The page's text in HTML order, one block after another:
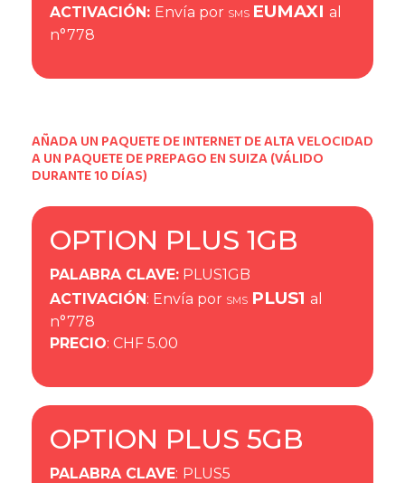
ACTIVACIÓN: Envía por SMS EUMAXI al
n°778
AÑADA UN PAQUETE DE INTERNET DE ALTA VELOCIDAD
A UN PAQUETE DE PREPAGO EN SUIZA (VÁLIDO
DURANTE 10 DÍAS)
OPTION PLUS 1GB
PALABRA CLAVE: PLUS1GB
ACTIVACIÓN: Envía por SMS PLUS1 al
n°778
PRECIO: CHF 5.00
OPTION PLUS 5GB
PALABRA CLAVE: PLUS5